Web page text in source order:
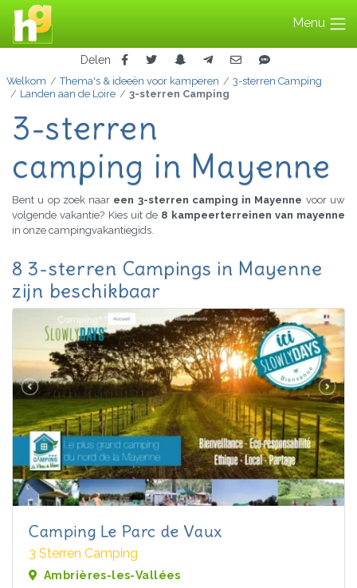
Menu
Delen
Welkom Thema's & ideeën voor kamperen
3-sterren Camping
Landen aan de Loire
3-sterren Camping
3-sterren
camping in Mayenne
Bent u op zoek naar een 3-sterren camping in Mayenne voor uw
volgende vakantie? Kies uit de 8 kampeerterreinen van mayenne
in onze campingvakantiegids.
8 3-sterren Campings in Mayenne
zijn beschikbaar
Camping Le Parc de Vaux
3 Sterren Camping
Ambrières-les-Vallées